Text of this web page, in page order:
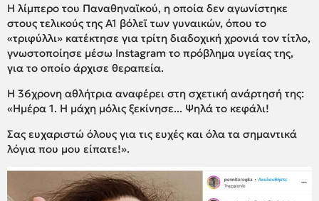
H λίμπερο του Παναθηναϊκού, η οποία δεν αγωνίστηκε
στους τελικούς της Α1 βόλεϊ των γυναικών, όπου το
«τριφύλλι» κατέκτησε για τρίτη διαδοχική χρονιά τον τίτλο,
γνωστοποίησε μέσω Instagram το πρόβλημα υγείας της,
για το οποίο άρχισε θεραπεία.
Η 36χρονη αθλήτρια αναφέρει στη σχετική ανάρτησή της:
«Ημέρα 1. Η μάχη μόλις ξεκίνησε... Ψηλά το κεφάλι!
Σας ευχαριστώ όλους για τις ευχές και όλα τα σημαντικά
λόγια που μου είπατε!».